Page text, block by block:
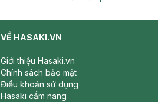
VỀ HASAKI.VN
Giới thiệu Hasaki.vn
Chính sách bảo mật
Điều khoản sử dụng
Hasaki cẩm nang